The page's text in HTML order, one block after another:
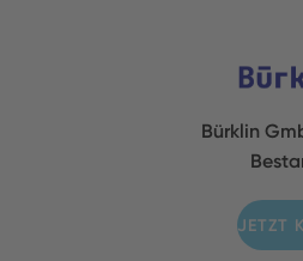
Bürklin
JETZT